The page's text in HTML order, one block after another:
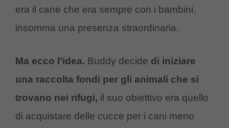
era il cane che era sempre con i bambini,
insomma una presenza straordinaria.
Ma ecco l’idea. Buddy decide di iniziare
una raccolta fondi per gli animali che si
trovano nei rifugi, il suo obiettivo era quello
di acquistare delle cucce per i cani meno